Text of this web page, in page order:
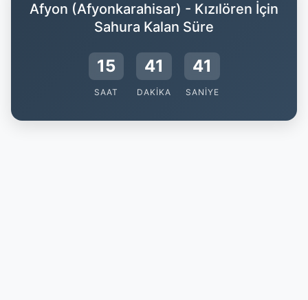
Afyon (Afyonkarahisar) - Kızılören İçin
Sahura Kalan Süre
15
SAAT
41
DAKIKA
40
SANIYE